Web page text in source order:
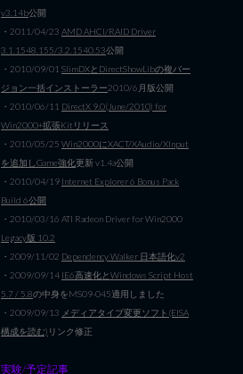
v3.14b公開
・2011/04/23 AMD AHCI/RAID Driver
3.1.1548.155/3.2.1540.53公開
・2010/09/01 SlimDXとDirectShowLibの複バー
ジョン一括インストーラー2010/6月版公開
・2010/06/11 DirectX 9.0(June/2010) for
Win2000+拡張Kitリリース
・2010/05/25 Win2000にXACT/XAudio/XInput
を追加しGame強化更新 v1.4a公開
・2010/04/19 Internet Explorer 6 Bonus Pack
Build 6公開
・2010/03/16 ATI Radeon Driver for Win2000
Legacy版 10.2
・2009/11/02 Dependency Walker 日本語化v2
・2009/09/14 IE6高速化とWindows Script Host
5.7 / 5.8の中身をMS09-045適用しました
・2009/09/13 メディアタイプ変更ソフト(EISA
構成を読む) リンク修正
実験/予定記事